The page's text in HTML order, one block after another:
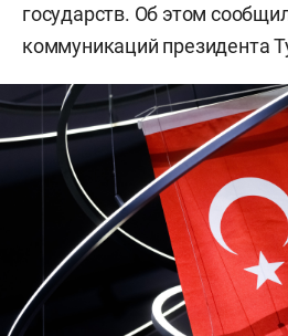
государств. Об этом
коммуникаций президента